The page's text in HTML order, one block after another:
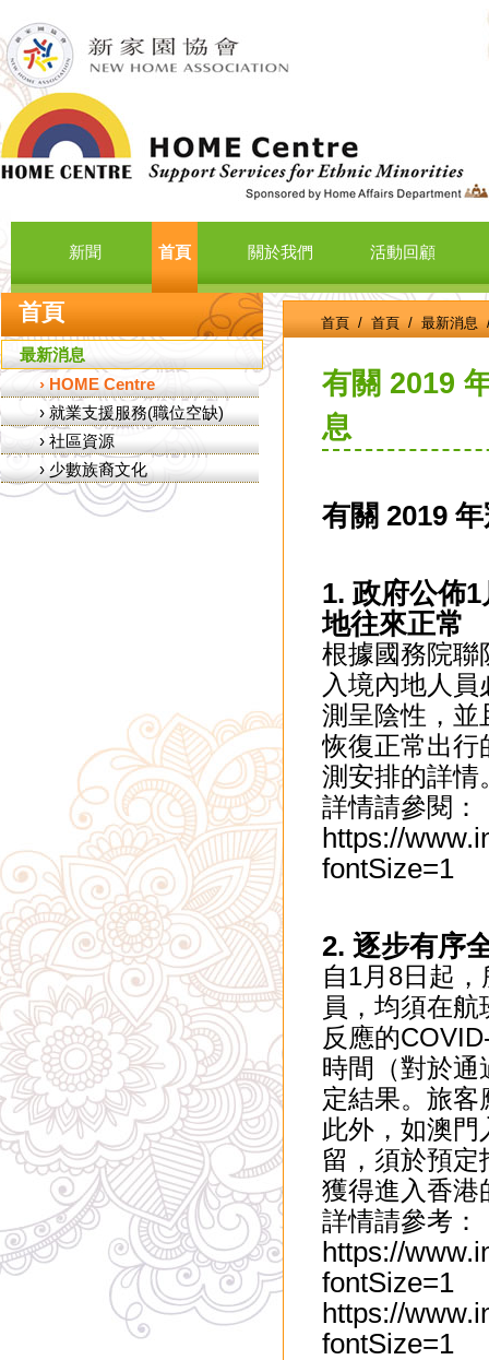
新聞 首頁 關於我們 活動回顧
首頁
最新消息
› HOME Centre
› 就業支援服務(職位空缺)
› 社區資源
› 少數族裔文化
首頁/ 首頁/ 最新消息
有關 2019
息
有關 2019
1. 政府公佈
地往來正常
根據國務院聯
入境內地人
測呈陰性，並
恢復正常出行
測安排的詳情
詳情請參閱：
https://
fontSize=1
2. 逐步有序
自1月8日起
員，均須在
反應的
時間（對於通
定結果。旅
此外，如澳
留，須於預
獲得進入香港
詳情請參考：
https://
fontSize=1
https://
fontSize=1